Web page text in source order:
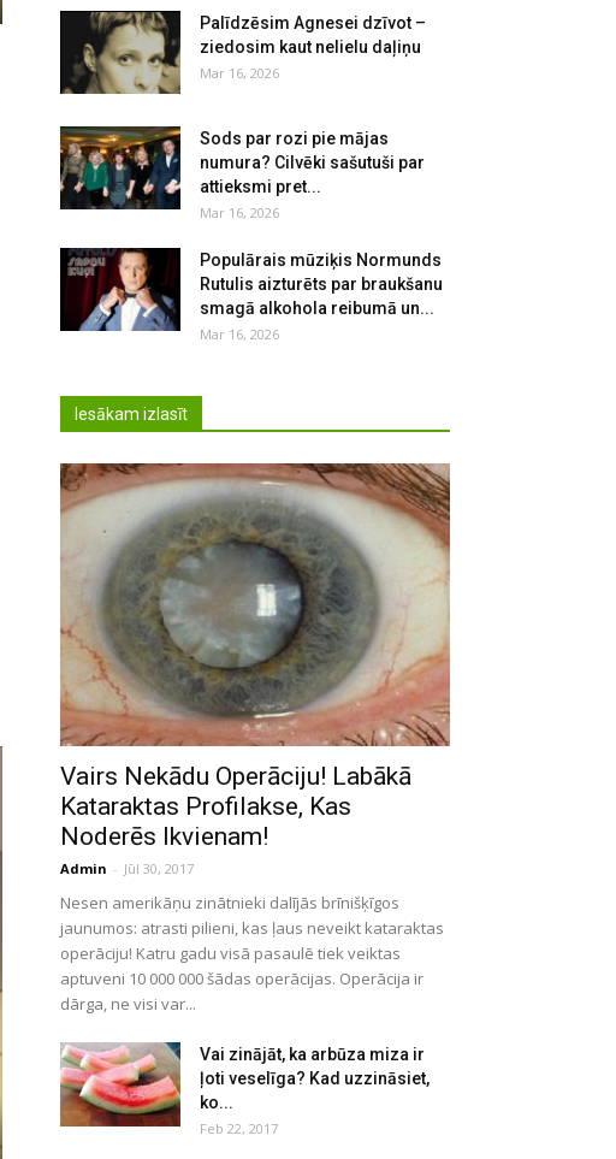
Palīdzēsim Agnesei dzīvot –
ziedosim kaut nelielu daļiņu
Mar 16, 2026
Sods par rozi pie mājas
numura? Cilvēki sašutuši par
attieksmi pret...
Mar 16, 2026
Populārais mūziķis Normunds
Rutulis aizturēts par braukšanu
smagā alkohola reibumā un...
Mar 16, 2026
Iesākam izlasīt
Vairs Nekādu Operāciju! Labākā
Kataraktas Profilakse, Kas
Noderēs Ikvienam!
Admin - Jūl 30, 2017
Nesen amerikāņu zinātnieki dalījās brīnišķīgos
jaunumos: atrasti pilieni, kas ļaus neveikt kataraktas
operāciju! Katru gadu visā pasaulē tiek veiktas
aptuveni 10 000 000 šādas operācijas. Operācija ir
dārga, ne visi var...
Vai zinājāt, ka arbūza miza ir
ļoti veselīga? Kad uzzināsiet,
ko...
Feb 22, 2017